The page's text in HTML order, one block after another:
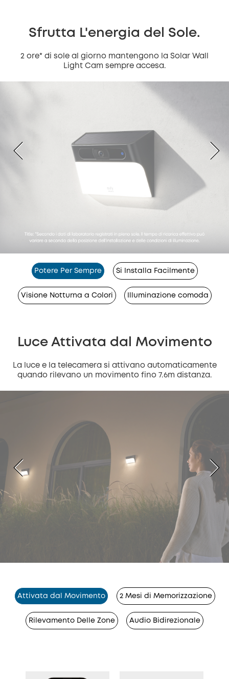
Sfrutta L'energia del Sole.
2 ore* di sole al giorno mantengono la Solar Wall
Light Cam sempre accesa.
Potere Per Sempre Si Installa Facilmente
Visione Notturna a Colori Illuminazione comoda
Luce Attivata dal Movimento
La luce e la telecamera si attivano automaticamente
quando rilevano un movimento fino 7.6m distanza.
Attivata dal Movimento 2 Mesi di Memorizzazione
Rilevamento Delle Zone Audio Bidirezionale